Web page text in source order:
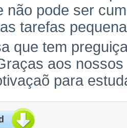
não pode ser
tarefas
que tem
aos
para